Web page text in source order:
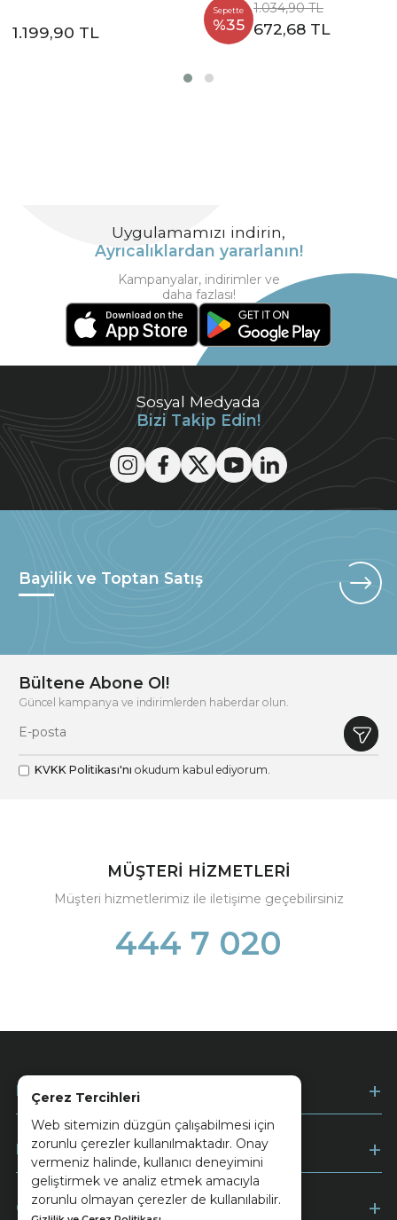
Çerez Tercihleri
Web sitemizin düzgün çalışabilmesi için
zorunlu çerezler kullanılmaktadır. Onay
vermeniz halinde, kullanıcı deneyimini
geliştirmek ve analiz etmek amacıyla
zorunlu olmayan çerezler de kullanılabilir.
1.199,90 TL
Sepette
%35
1.034,90 TL
672,68 TL
Sosyal Medyada
Bizi Takip Edin!
Uygulamamızı indirin,
Ayrıcalıklardan yararlanın!
Kampanyalar, indirimler ve
daha fazlası!
Bayilik ve Toptan Satış
Bültene Abone Ol!
Güncel kampanya ve indirimlerden haberdar olun.
KVKK Politikası'nı okudum kabul ediyorum.
MÜŞTERİ HİZMETLERİ
Müşteri hizmetlerimiz ile iletişime geçebilirsiniz
444 7 020
Kurumsal
Müşteri Hizmetleri
Ödeme